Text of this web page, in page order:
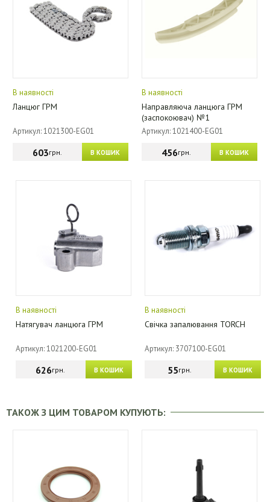
В наявності
Ланцюг ГРМ
Артикул: 1021300-EG01
В КОШИК
603грн.
В наявності
Направляюча ланцюга ГРМ
(заспокоювач) №1
Артикул: 1021400-EG01
В КОШИК
456грн.
В наявності
Натягувач ланцюга ГРМ
Артикул: 1021200-EG01
В КОШИК
626грн.
В наявності
Свічка запалювання TORCH
Артикул: 3707100-EG01
В КОШИК
55грн.
ТАКОЖ З ЦИМ ТОВАРОМ КУПУЮТЬ: